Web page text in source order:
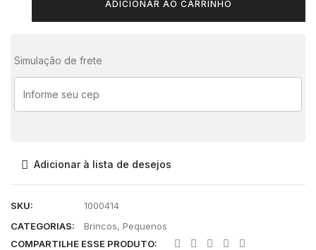
ADICIONAR AO CARRINHO
Simulação de frete
Adicionar à lista de desejos
SKU:
1000414
CATEGORIAS:
Brincos, Pequenos
COMPARTILHE ESSE PRODUTO: